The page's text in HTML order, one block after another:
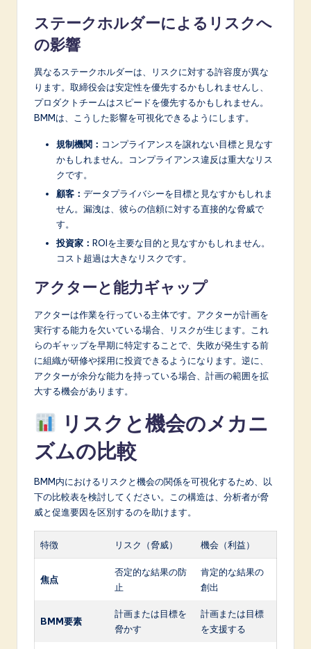
ステークホルダーによるリスクへ
の影響
異なるステークホルダーは、リスクに対する許容度が異な
ります。取締役会は安定性を優先するかもしれませんし、
プロダクトチームはスピードを優先するかもしれません。
BMMは、こうした影響を可視化できるようにします。
規制機関： コンプライアンスを譲れない目標と見なす
かもしれません。コンプライアンス違反は重大なリス
クです。
顧客： データプライバシーを目標と見なすかもしれま
せん。漏洩は、彼らの信頼に対する直接的な脅威で
す。
投資家： ROIを主要な目的と見なすかもしれません。
コスト超過は大きなリスクです。
アクターと能力ギャップ
アクターは作業を行っている主体です。アクターが計画を
実行する能力を欠いている場合、リスクが生じます。これ
らのギャップを早期に特定することで、失敗が発生する前
に組織が研修や採用に投資できるようになります。逆に、
アクターが余分な能力を持っている場合、計画の範囲を拡
大する機会があります。
リスクと機会のメカニ
ズムの比較
BMM内におけるリスクと機会の関係を可視化するため、以
下の比較表を検討してください。この構造は、分析者が脅
威と促進要因を区別するのを助けます。
特徴 リスク（脅威） 機会（利益）
焦点
否定的な結果の防
止
肯定的な結果の
創出
BMM要素
計画または目標を
脅かす
計画または目標
を支援する